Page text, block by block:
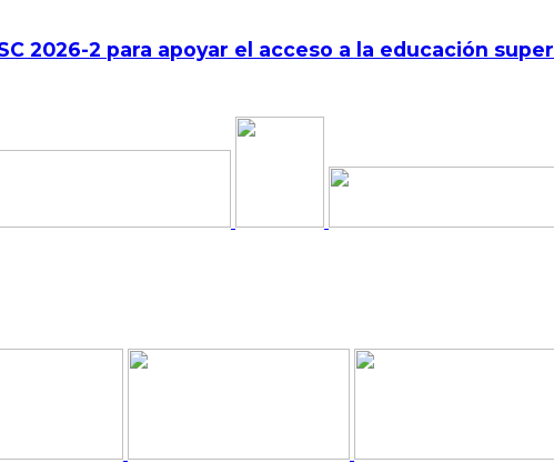
2026-2 para apoyar el acceso a la educación